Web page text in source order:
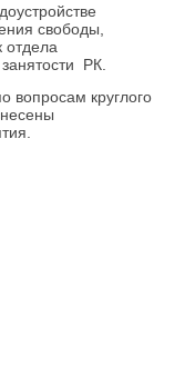
свободы,
отдела
РК.
вопросам круглого